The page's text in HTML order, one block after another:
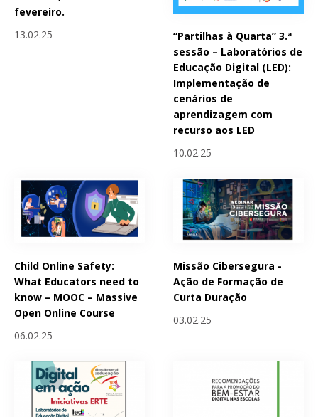
fevereiro.
13.02.25
“Partilhas à Quarta” 3.ª
sessão – Laboratórios de
Educação Digital (LED):
Implementação de
cenários de
aprendizagem com
recurso aos LED
10.02.25
Child Online Safety:
What Educators need to
know – MOOC – Massive
Open Online Course
06.02.25
Missão Cibersegura -
Ação de Formação de
Curta Duração
03.02.25